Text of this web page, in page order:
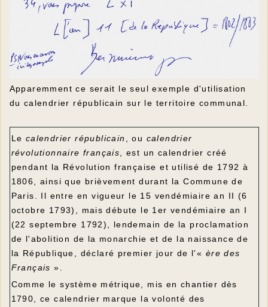
Apparemment ce serait le seul exemple d'utilisation
du calendrier républicain sur le territoire communal.
Le calendrier républicain , ou calendrier
révolutionnaire français , est un calendrier créé
pendant la Révolution française et utilisé de 1792 à
1806, ainsi que brièvement durant la Commune de
Paris. Il entre en vigueur le 15 vendémiaire an II (6
octobre 1793), mais débute le 1er vendémiaire an I
(22 septembre 1792), lendemain de la proclamation
de l'abolition de la monarchie et de la naissance de
la République, déclaré premier jour de l'« ère des
Français».
Comme le système métrique, mis en chantier dès
1790, ce calendrier marque la volonté des